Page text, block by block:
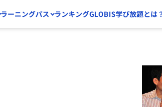
ラーニングパス ランキングGLOBIS学び放題とは